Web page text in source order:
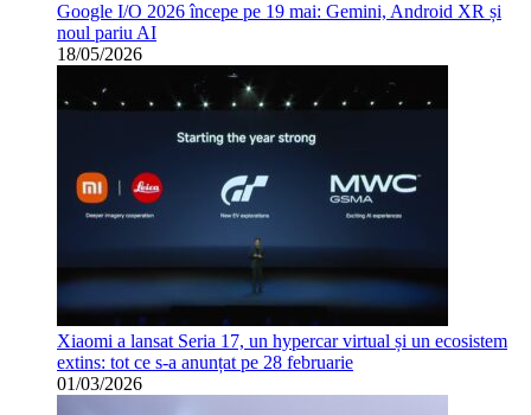
Google I/O 2026 începe pe 19 mai: Gemini, Android XR și
noul pariu AI
18/05/2026
Xiaomi a lansat Seria 17, un hypercar virtual și un ecosistem
extins: tot ce s-a anunțat pe 28 februarie
01/03/2026